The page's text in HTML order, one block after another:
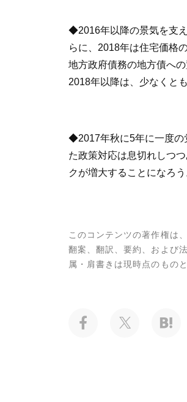
◆2016年以降の景気を支
らに、2018年は住宅価格
地方政府債務の地方債へ
2018年以降は、少なくと
◆2017年秋に5年に一度の
た政策対応は息切れしつ
クが増大することになろう
このコンテンツの著作権は
翻案、翻訳、要約、および
属・肩書きは現時点のもの